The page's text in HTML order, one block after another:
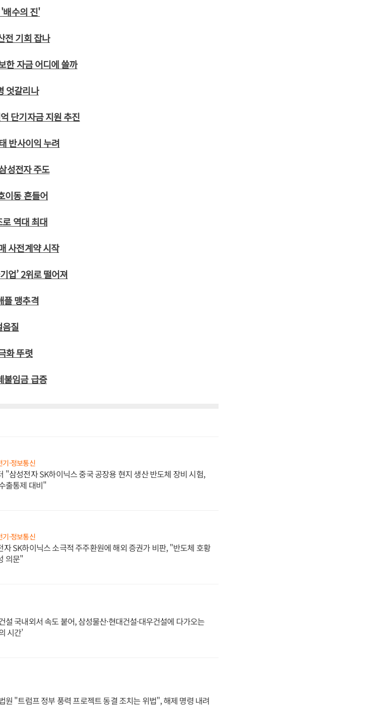
배수의 진'
전 기회 잡나
한 자금 어디에 쓸까
엇갈리나
단기자금 지원 추진
반사이익 누려
성전자 주도
이동 흔들어
역대 최대
사전계약 시작
업’ 2위로 떨어져
플 맹추격
질
화 뚜렷
불임금 급증
기·정보통신
"삼성전자 SK하이닉스 중국 공장용 현지 생산 반도체 장비 시험,
출통제 대비"
기·정보통신
자 SK하이닉스 소극적 주주환원에 해외 증권가 비판, "반도체 호황
의문"
설 국내외서 속도 붙어, 삼성물산·현대건설·대우건설에 다가오는
시간'
원 "트럼프 정부 풍력 프로젝트 동결 조치는 위법", 해제 명령 내려